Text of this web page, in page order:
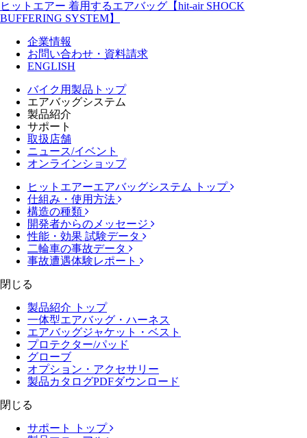
ヒットエアー 着用するエアバッグ【hit-air SHOCK
BUFFERING SYSTEM】
企業情報
お問い合わせ・資料請求
ENGLISH
バイク用製品トップ
エアバッグシステム
製品紹介
サポート
取扱店舗
ニュース/イベント
オンラインショップ
ヒットエアーエアバッグシステム トップ
仕組み・使用方法
構造の種類
開発者からのメッセージ
性能・効果 試験データ
二輪車の事故データ
事故遭遇体験レポート
閉じる
製品紹介 トップ
一体型エアバッグ・ハーネス
エアバッグジャケット・ベスト
プロテクター/パッド
グローブ
オプション・アクセサリー
製品カタログPDFダウンロード
閉じる
サポート トップ